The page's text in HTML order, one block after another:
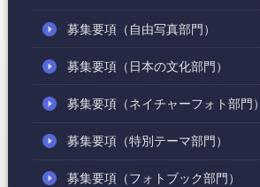
募集要項 （自由写真部門）
募集要項 （日本の文化部門）
募集要項 （ネイチャーフォト部門）
募集要項 （特別テーマ部門）
募集要項 （フォトブック部門）